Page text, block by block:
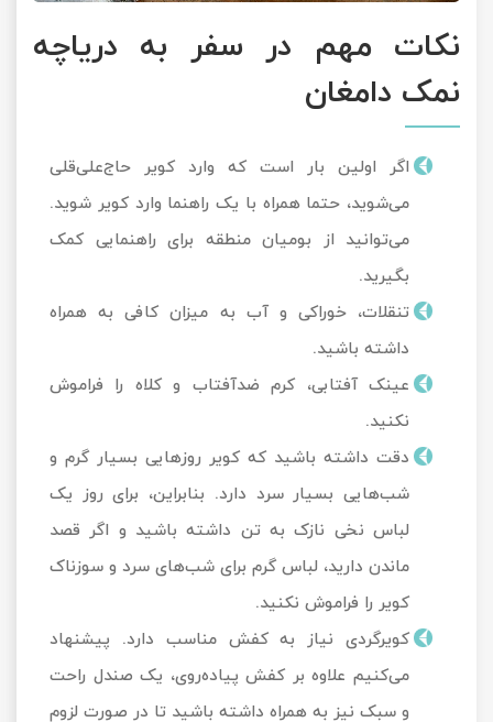
نکات مهم در سفر به دریاچه
نمک دامغان
اگر اولین بار است که وارد کویر حاج‌علی‌قلی
می‌شوید، حتما همراه با یک راهنما وارد کویر شوید.
می‌توانید از بومیان منطقه برای راهنمایی کمک
بگیرید.
تنقلات، خوراکی و آب به میزان کافی به همراه
داشته باشید.
عینک آفتابی، کرم ضدآفتاب و کلاه را فراموش
نکنید.
دقت داشته باشید که کویر روزهایی بسیار گرم و
شب‌هایی بسیار سرد دارد. بنابراین، برای روز یک
لباس نخی نازک به تن داشته باشید و اگر قصد
ماندن دارید، لباس گرم برای شب‌های سرد و سوزناک
کویر را فراموش نکنید.
کویرگردی نیاز به کفش مناسب دارد. پیشنهاد
می‌کنیم علاوه بر کفش پیاده‌روی، یک صندل راحت
و سبک نیز به همراه داشته باشید تا در صورت لزوم